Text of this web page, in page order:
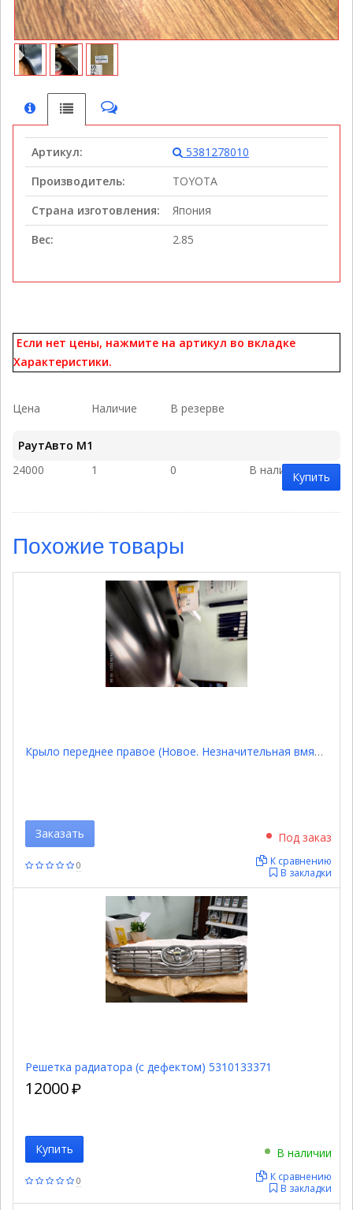
Артикул:
5381278010
Производитель:
TOYOTA
Страна изготовления:
Япония
Вес:
2.85
Если нет цены, нажмите на артикул во вкладке
Характеристики.
Цена Наличие В резерве
РаутАвто M1
24000
1 0 В наличииКупить
Похожие товары
Крыло переднее правое (Новое. Незначительная вмятина) 53811KK030
0
Под заказ
В закладки
К сравнению
Заказать
Решетка радиатора (с дефектом) 5310133371
0
12000₽
В наличии
В закладки
К сравнению
Купить